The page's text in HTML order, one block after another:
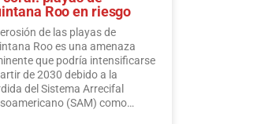
Roo en riesgo
de las playas de
Roo es una amenaza
que podría intensificarse
de 2030 debido a la
del Sistema Arrecifal
(SAM) como